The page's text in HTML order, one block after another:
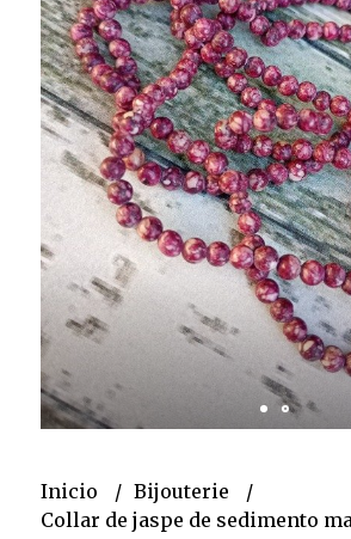
Inicio
Bijouterie
Collar de jaspe de sedimento